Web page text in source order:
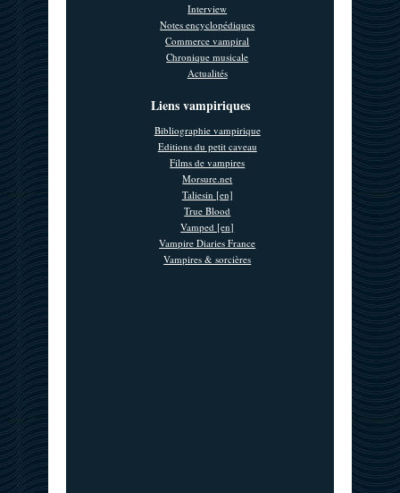
Interview
Notes encyclopédiques
Commerce vampiral
Chronique musicale
Actualités
Liens vampiriques
Bibliographie vampirique
Editions du petit caveau
Films de vampires
Morsure.net
Taliesin [en]
True Blood
Vamped [en]
Vampire Diaries France
Vampires & sorcières